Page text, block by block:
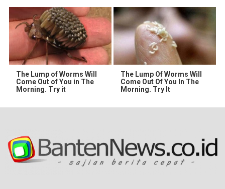
The Lump of Worms Will
Come Out of You in The
Morning. Try it
The Lump Of Worms Will
Come Out Of You In The
Morning. Try It